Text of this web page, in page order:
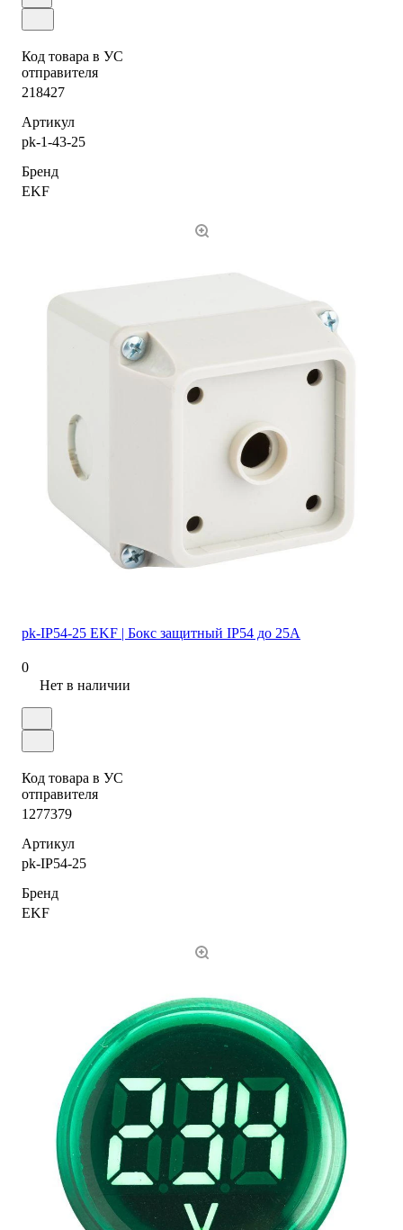
Код товара в УС
отправителя
218427
Артикул
pk-1-43-25
Бренд
EKF
pk-IP54-25 EKF | Бокс защитный IP54 до 25А
0
Нет в наличии
Код товара в УС
отправителя
1277379
Артикул
pk-IP54-25
Бренд
EKF